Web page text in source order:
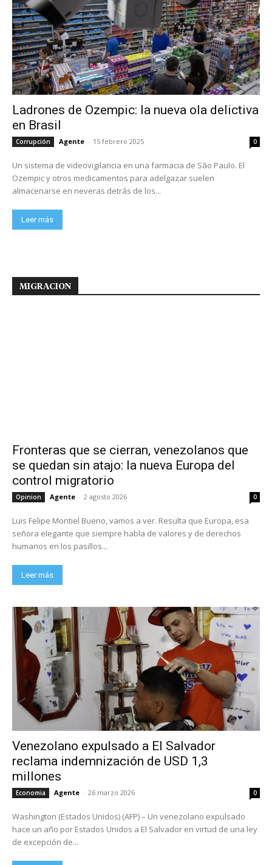
Ladrones de Ozempic: la nueva ola delictiva
en Brasil
Corrupción Agente - 15 febrero 2025 0
Un sistema de videovigilancia en una farmacia de São Paulo. El
Ozempic y otros medicamentos para adelgazar suelen
almacenarse en neveras detrás de los...
Leer más
MIGRACION
Fronteras que se cierran, venezolanos que
se quedan sin atajo: la nueva Europa del
control migratorio
Opinion Agente - 2 agosto 2026 0
Luis Felipe Montiel Bueno, vamos a ver. Resulta que Europa, esa
señora elegante que siempre habla de valores y de derechos
humanos en los pasillos...
Leer más
Venezolano expulsado a El Salvador
reclama indemnización de USD 1,3
millones
Economia Agente - 26 marzo 2026 0
Washington (Estados Unidos) (AFP) – Un venezolano expulsado
hace un año por Estados Unidos a El Salvador en virtud de una ley
de excepción de...